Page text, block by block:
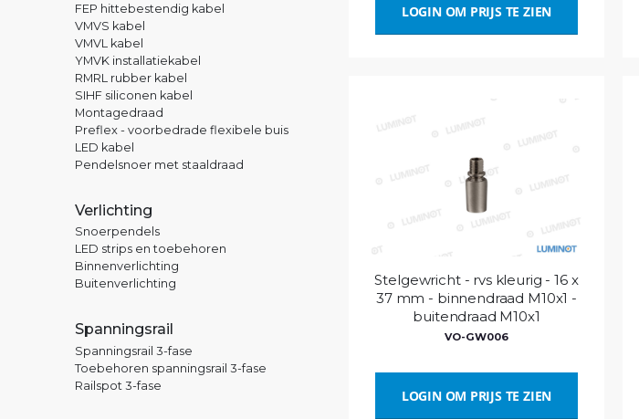
LOGIN OM PRIJS TE ZIEN
Stelgewricht - rvs kleurig - 16 x
37 mm - binnendraad M10x1 -
buitendraad M10x1
VO-GW006
LOGIN OM PRIJS TE ZIEN
FEP hittebestendig kabel
VMVS kabel
VMVL kabel
YMVK installatiekabel
RMRL rubber kabel
SIHF siliconen kabel
Montagedraad
Preflex - voorbedrade flexibele buis
LED kabel
Pendelsnoer met staaldraad
Verlichting
Snoerpendels
LED strips en toebehoren
Binnenverlichting
Buitenverlichting
Spanningsrail
Spanningsrail 3-fase
Toebehoren spanningsrail 3-fase
Railspot 3-fase